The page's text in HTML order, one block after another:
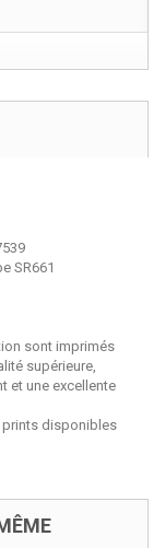
SR661
sont imprimés
supérieure,
et une excellente
disponibles